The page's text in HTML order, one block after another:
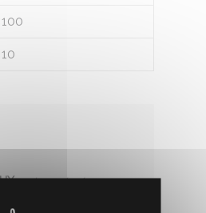
100
10
-Le 20/10/2022
pas du tout ce produit. Il